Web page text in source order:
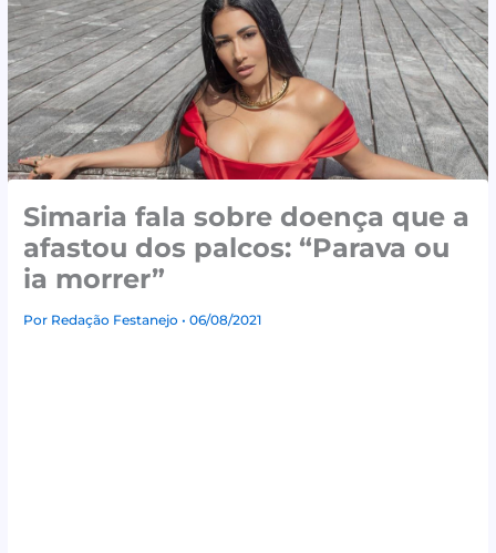
Simaria fala sobre doença que a
afastou dos palcos: “Parava ou
ia morrer”
Por Redação Festanejo• 06/08/2021